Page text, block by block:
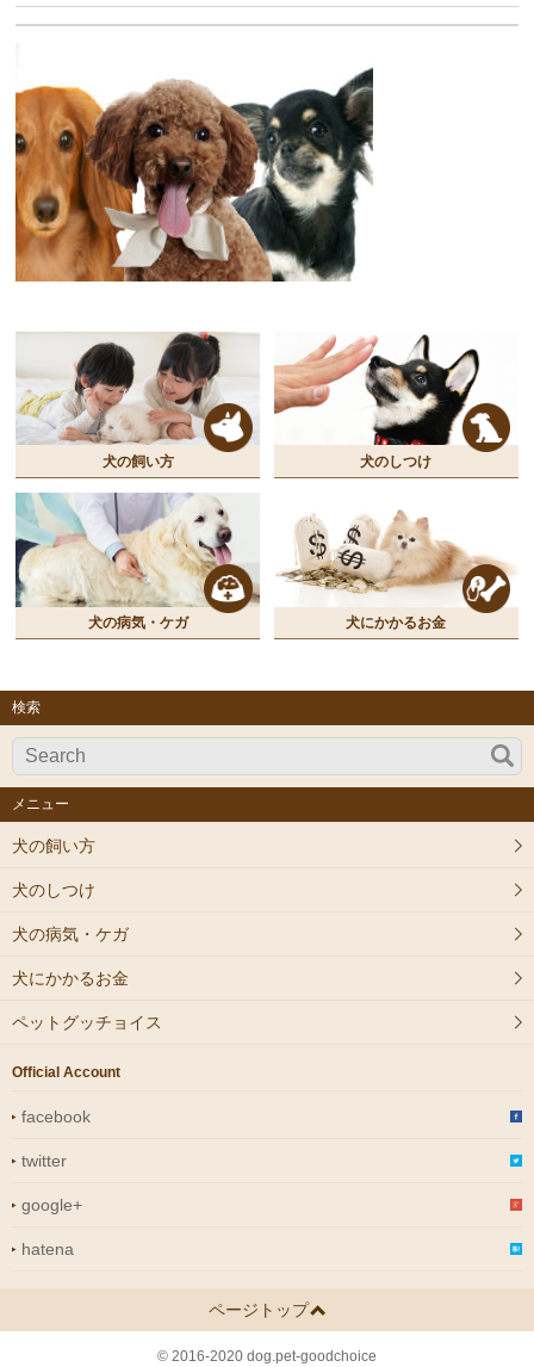
犬の飼い方 犬のしつけ
犬の病気・ケガ 犬にかかるお金
検索
メニュー
犬の飼い方
犬のしつけ
犬の病気・ケガ
犬にかかるお金
ペットグッチョイス
Official Account
facebook
twitter
google+
hatena
ページトップ
© 2016-2020 dog.pet-goodchoice